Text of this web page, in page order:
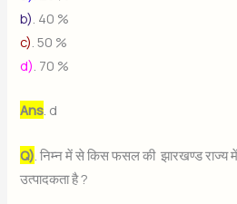
b) . 40 %
c) . 50 %
d) . 70 %
Ans. d
Q) . निम्न में से किस फसल की झारखण्ड राज्य में
उत्पादकता है ?